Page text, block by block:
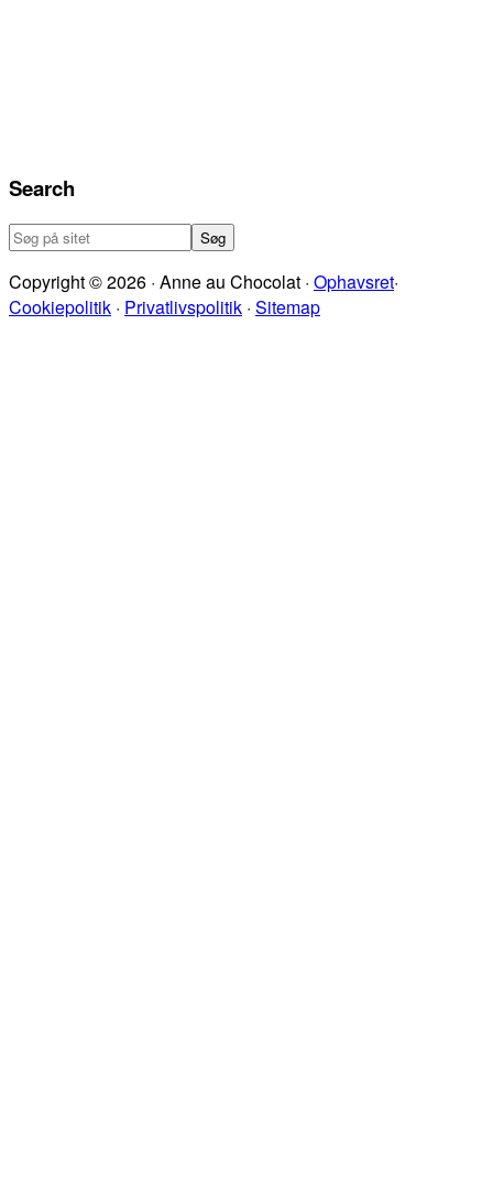
Search
Søg
sitet
Copyright © 2026 · Anne au Chocolat · Ophavsret·
Cookiepolitik · Privatlivspolitik · Sitemap